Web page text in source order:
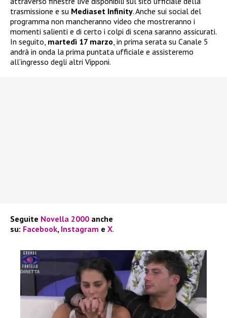
trasmissione e su Mediaset Infinity. Anche sui social del
programma non mancheranno video che mostreranno i
momenti salienti e di certo i colpi di scena saranno assicurati.
In seguito, martedì 17 marzo, in prima serata su Canale 5
andrà in onda la prima puntata ufficiale e assisteremo
all’ingresso degli altri Vipponi.
Seguite Novella 2000 anche
su: Facebook, Instagram e X.